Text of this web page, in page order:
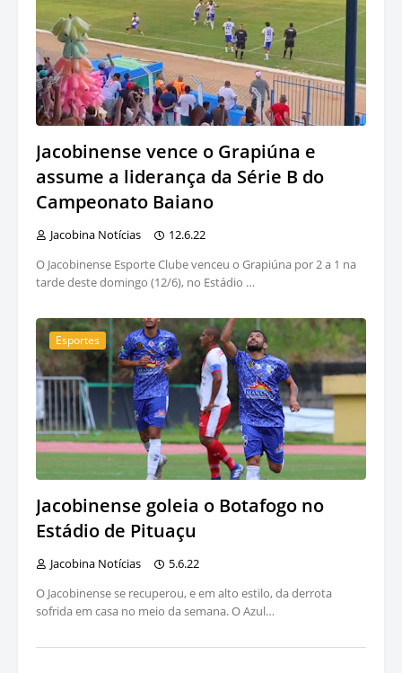
Jacobinense vence o Grapiúna e
assume a liderança da Série B do
Campeonato Baiano
Jacobina Notícias
12.6.22
O Jacobinense Esporte Clube venceu o Grapiúna por 2 a 1 na
tarde deste domingo (12/6), no Estádio …
Esportes
Jacobinense goleia o Botafogo no
Estádio de Pituaçu
Jacobina Notícias
5.6.22
O Jacobinense se recuperou, e em alto estilo, da derrota
sofrida em casa no meio da semana. O Azul…